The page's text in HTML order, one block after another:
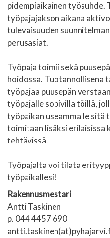
pidempiaikainen työsuhde.
työpajajakson aikana
tulevaisuuden
perusasiat.
Työpaja toimii sekä
hoidossa. Tuotannollisena
työpajaa puusepän
työpajalle sopivilla töillä,
työpaikan useammalle sitä
toimitaan lisäksi erilaisissa
tehtävissä.
Työpajalta voi tilata
työpaikallesi!
Rakennusmestari
Antti Taskinen
p. 044 4457 690